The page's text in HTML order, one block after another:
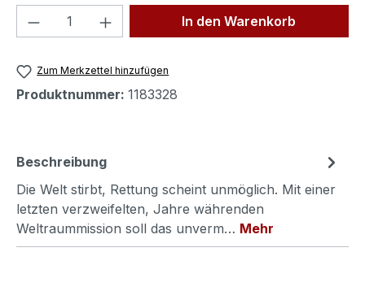
Produkt Anzahl: Gib denIn den Warenkorb
Zum Merkzettel hinzufügen
Produktnummer: 1183328
Beschreibung
Die Welt stirbt, Rettung scheint unmöglich. Mit einer
letzten verzweifelten, Jahre währenden
Weltraummission soll das unverm… Mehr